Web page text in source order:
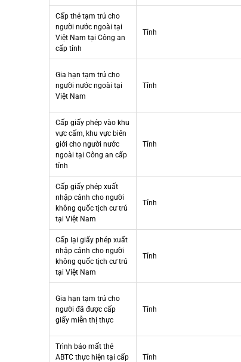
Cấp thẻ tạm trú cho
người nước ngoài tại
Việt Nam tại Công an
cấp tỉnh
Tỉnh
Gia hạn tạm trú cho
người nước ngoài tại
Việt Nam
Tỉnh
Cấp giấy phép vào khu
vực cấm, khu vực biên
giới cho người nước
ngoài tại Công an cấp
tỉnh
Tỉnh
Cấp giấy phép xuất
nhập cảnh cho người
không quốc tịch cư trú
tại Việt Nam
Tỉnh
Cấp lại giấy phép xuất
nhập cảnh cho người
không quốc tịch cư trú
tại Việt Nam
Tỉnh
Gia hạn tạm trú cho
người đã được cấp
giấy miễn thị thực
Tỉnh
Trình báo mất thẻ
ABTC thực hiện tại cấp
Tỉnh